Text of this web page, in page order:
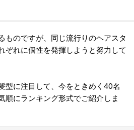
ものですが、同じ流行りのヘアスタ
ぞれに個性を発揮しようと努力して
型に注目して、今をときめく40名
順にランキング形式でご紹介しま